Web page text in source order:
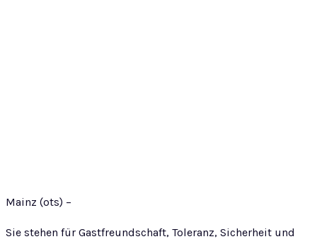
Mainz (ots) –
Sie stehen für Gastfreundschaft, Toleranz, Sicherheit und